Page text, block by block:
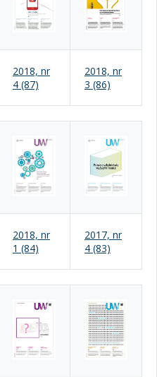
2018, nr
4 (87)
2018, nr
3 (86)
2018, nr
1 (84)
2017, nr
4 (83)